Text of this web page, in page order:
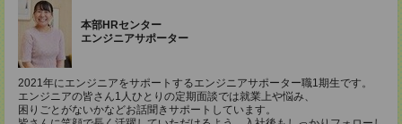
本部HRセンター
エンジニアサポーター
2021年にエンジニアをサポートするエンジニアサポーター職1期生です。
エンジニアの皆さん1人ひとりの定期面談では就業上や悩み、
困りごとがないかなどお話聞きサポートしています。